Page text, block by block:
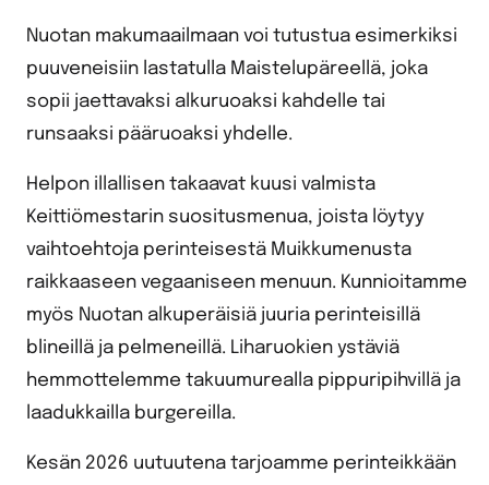
Nuotan makumaailmaan voi tutustua esimerkiksi
puuveneisiin lastatulla Maistelupäreellä, joka
sopii jaettavaksi alkuruoaksi kahdelle tai
runsaaksi pääruoaksi yhdelle.
Helpon illallisen takaavat kuusi valmista
Keittiömestarin suositusmenua, joista löytyy
vaihtoehtoja perinteisestä Muikkumenusta
raikkaaseen vegaaniseen menuun. Kunnioitamme
myös Nuotan alkuperäisiä juuria perinteisillä
blineillä ja pelmeneillä. Liharuokien ystäviä
hemmottelemme takuumurealla pippuripihvillä ja
laadukkailla burgereilla.
Kesän 2026 uutuutena tarjoamme perinteikkään